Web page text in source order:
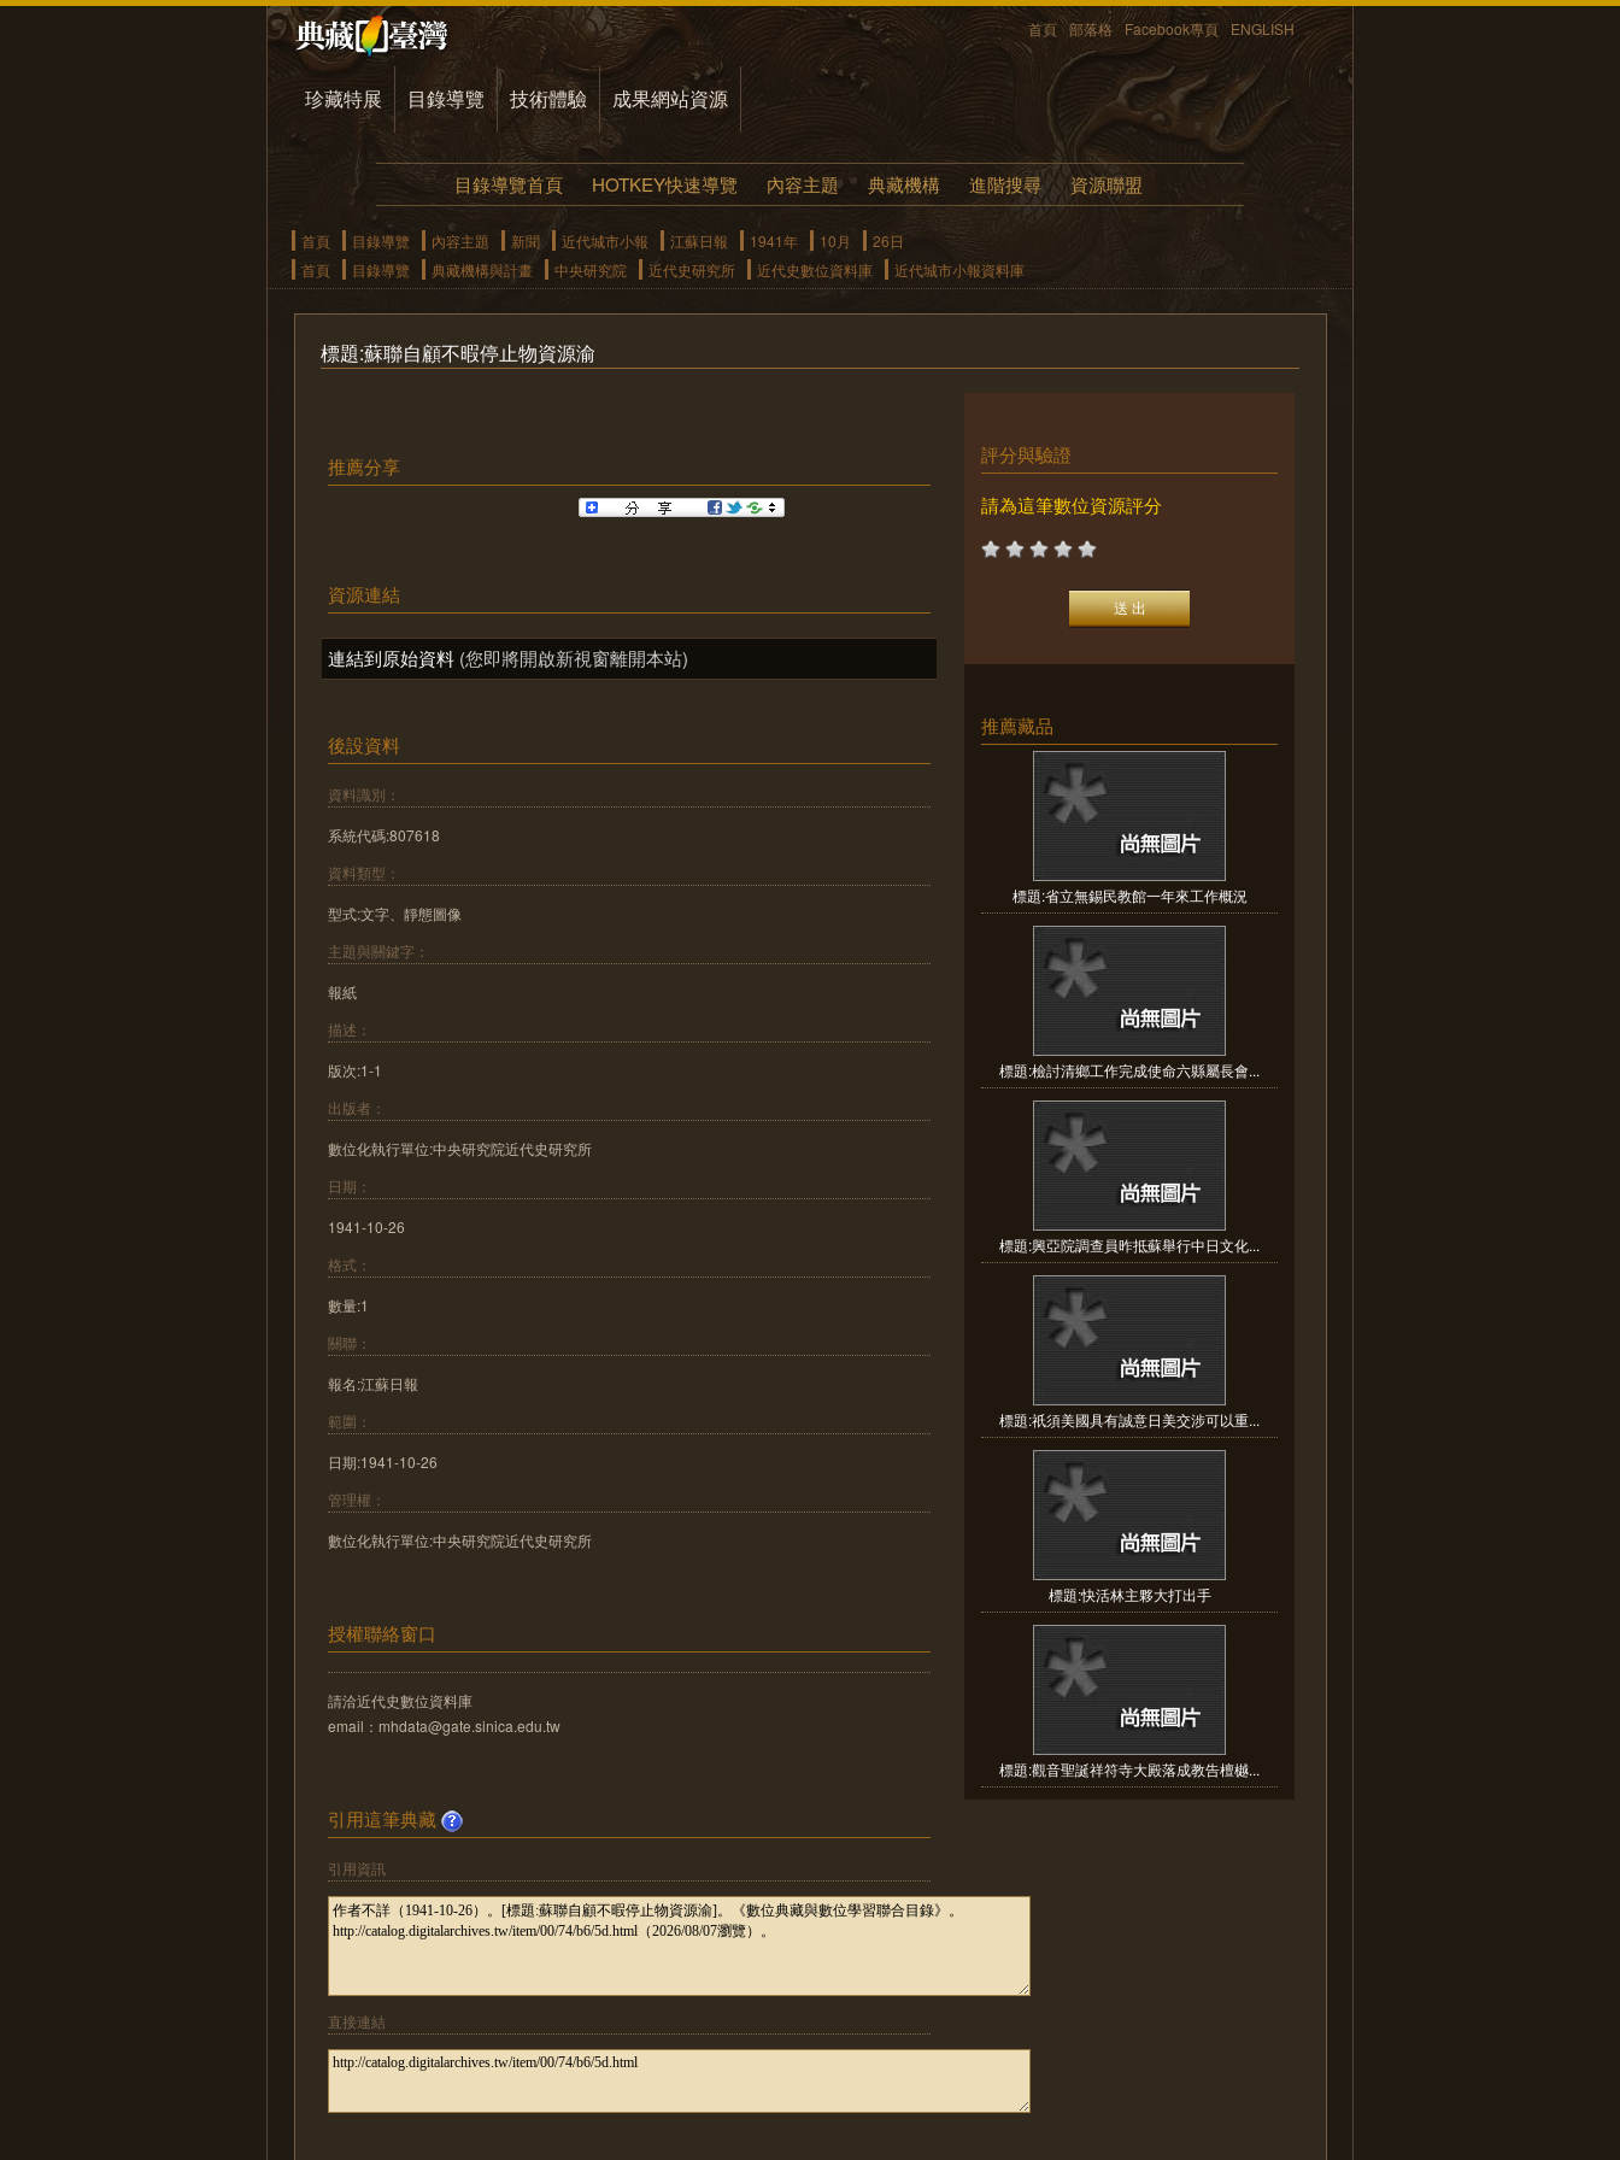
首頁 部落格 Facebook專頁 ENGLISH
珍藏特展 目錄導覽 技術體驗 成果網站資源
目錄導覽首頁 HOTKEY快速導覽 內容主題 典藏機構 進階搜尋 資源聯盟
首頁 目錄導覽 內容主題 新聞 近代城市小報 江蘇日報 1941年 10月
26日
首頁
目錄導覽 典藏機構與計畫 中央研究院 近代史研究所 近代史數位資料庫 近代城市小報資料庫
標題:蘇聯自顧不暇停止物資源渝
推薦分享
資源連結
連結到原始資料 (您即將開啟新視窗離開本站)
後設資料
資料識別：
系統代碼:807618
資料類型：
型式:文字、靜態圖像
主題與關鍵字：
報紙
描述：
版次:1-1
出版者：
數位化執行單位:中央研究院近代史研究所
日期：
1941-10-26
格式：
數量:1
關聯：
報名:江蘇日報
範圍：
日期:1941-10-26
管理權：
數位化執行單位:中央研究院近代史研究所
授權聯絡窗口
請洽近代史數位資料庫
email：mhdata@gate.sinica.edu.tw
引用這筆典藏
引用資訊
直接連結
評分與驗證
請為這筆數位資源評分
推薦藏品
標題:省立無錫民教館一年來工作概況
標題:檢討清鄉工作完成使命六縣屬長會...
標題:興亞院調查員昨抵蘇舉行中日文化...
標題:祇須美國具有誠意日美交涉可以重...
標題:快活林主夥大打出手
標題:觀音聖誕祥符寺大殿落成教告檀樾...